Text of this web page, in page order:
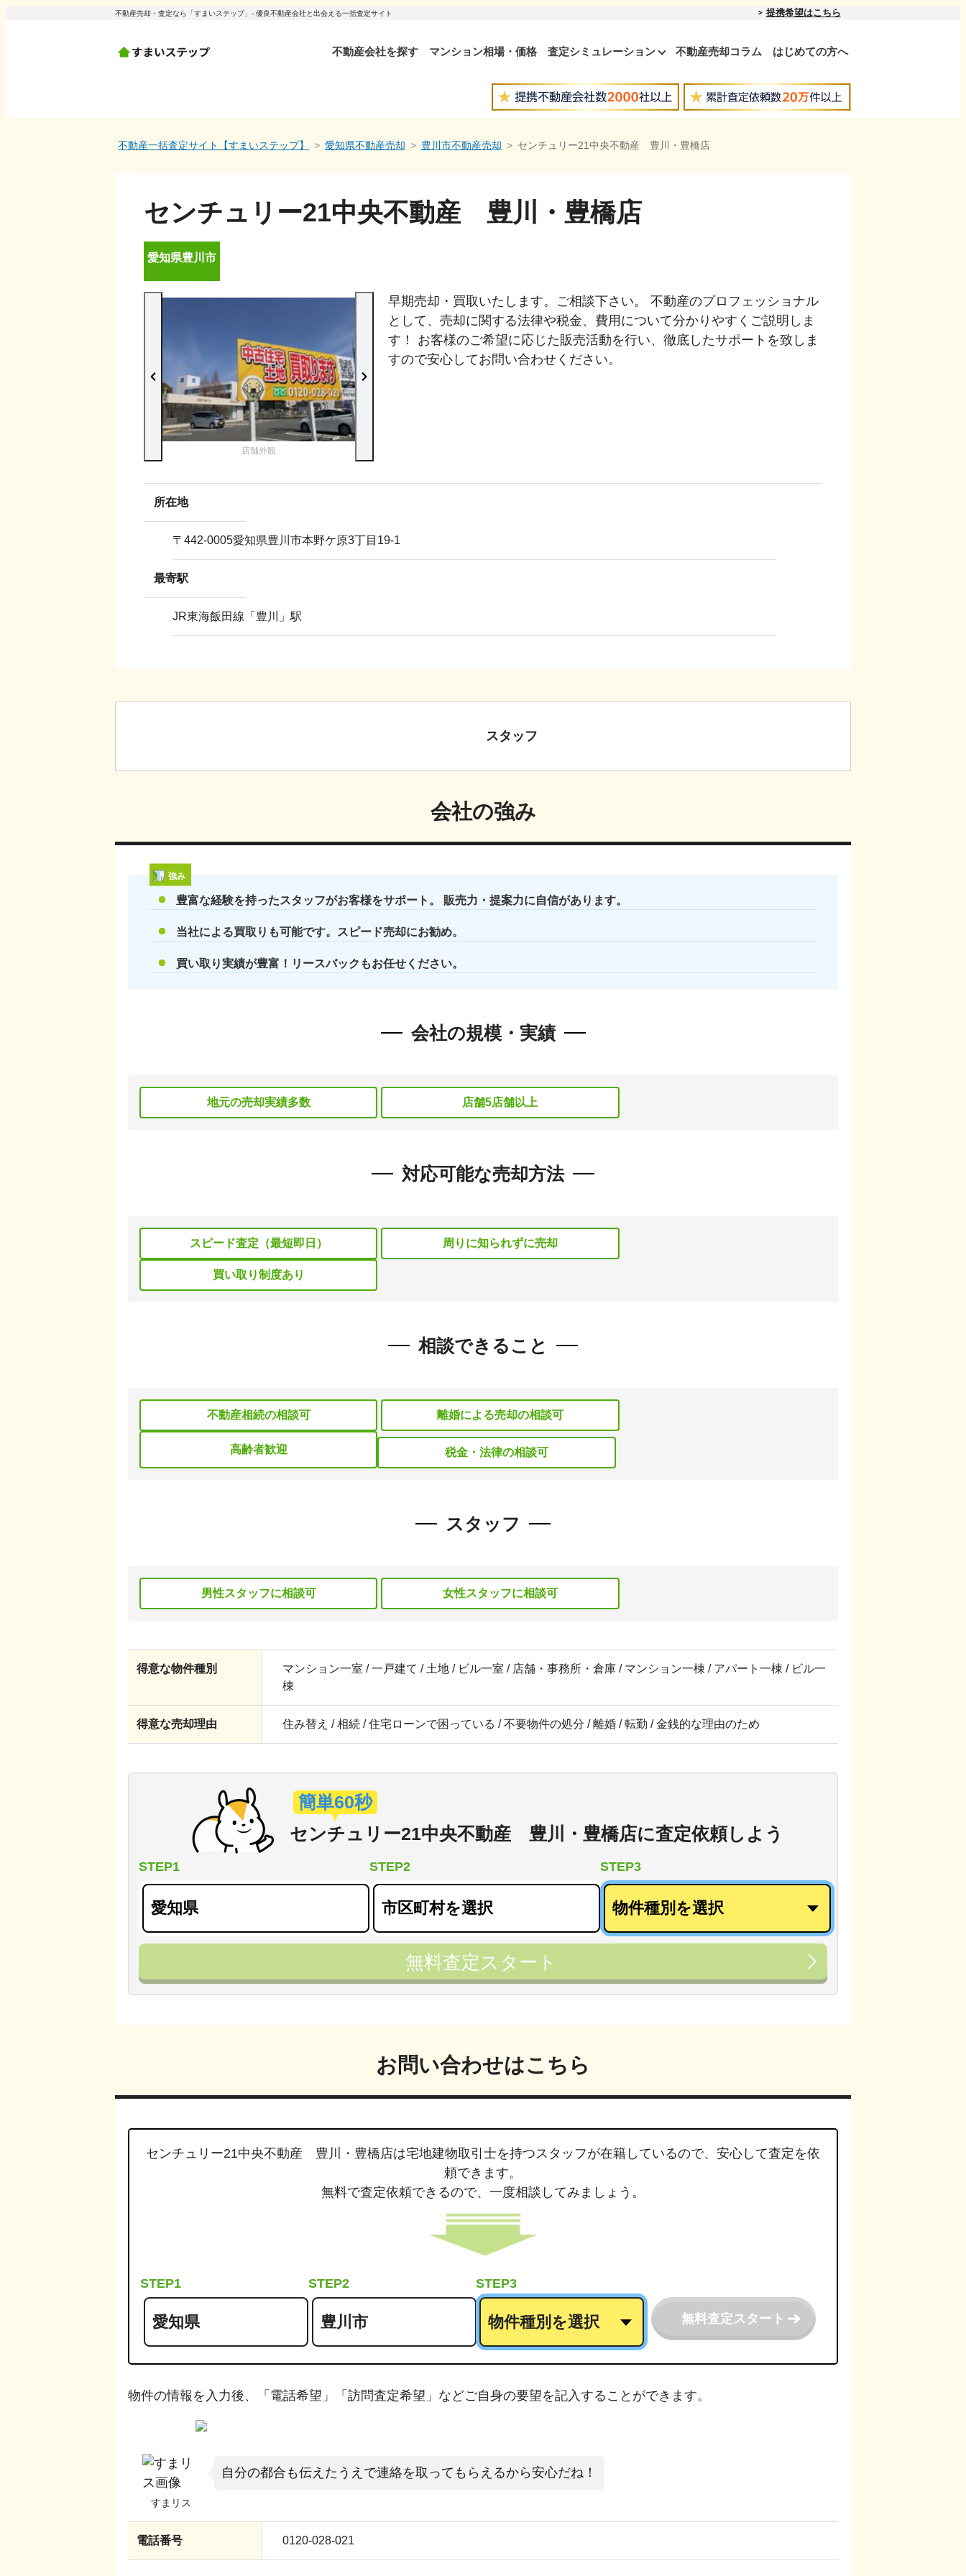
不動産売却・査定なら「すまいステップ」- 優良不動産会社と出会える一括査定サイト 提携希望はこちら
不動産会社を探す マンション相場・価格 査定シミュレーション 不動産売却コラム はじめての方へ
不動産一括査定サイト【すまいステップ】 愛知県不動産売却 豊川市不動産売却 センチュリー21中央不動産 豊川・豊橋店
センチュリー21中央不動産 豊川・豊橋店
愛知県豊川市
店舗外観
早期売却・買取いたします。ご相談下さい。 不動産のプロフェッショナル
として、売却に関する法律や税金、費用について分かりやすくご説明しま
す！ お客様のご希望に応じた販売活動を行い、徹底したサポートを致しま
すので安心してお問い合わせください。
所在地
〒 442-0005愛知県豊川市本野ケ原3丁目19-1
最寄駅
JR東海飯田線「豊川」駅
スタッフ
会社の強み
強み
豊富な経験を持ったスタッフがお客様をサポート。 販売力・提案力に自信があります。
当社による買取りも可能です。スピード売却にお勧め。
買い取り実績が豊富！リースバックもお任せください。
会社の規模・実績
地元の売却実績多数 店舗5店舗以上
対応可能な売却方法
スピード査定（最短即日） 周りに知られずに売却
買い取り制度あり
相談できること
不動産相続の相談可 離婚による売却の相談可
高齢者歓迎 税金・法律の相談可
スタッフ
男性スタッフに相談可 女性スタッフに相談可
得意な物件種別
マンション一室 / 一戸建て / 土地 / ビル一室 / 店舗・事務所・倉庫 / マンション一棟 / アパート一棟 / ビル一
棟
得意な売却理由 住み替え / 相続 / 住宅ローンで困っている / 不要物件の処分 / 離婚 / 転勤 / 金銭的な理由のため
簡単60秒
センチュリー21中央不動産 豊川・豊橋店に査定依頼しよう
STEP1 STEP2 STEP3
無料査定スタート
お問い合わせはこちら
センチュリー21中央不動産 豊川・豊橋店は宅地建物取引士を持つスタッフが在籍しているので、安心して査定を依
頼できます。
無料で査定依頼できるので、 一度相談してみましょう。
STEP1 STEP2 STEP3
無料査定スタート
物件の情報を入力後、「電話希望」「訪問査定希望」などご自身の要望を記入することができます。
自分の都合も伝えたうえで連絡を取ってもらえるから安心だね！
電話番号 0120-028-021